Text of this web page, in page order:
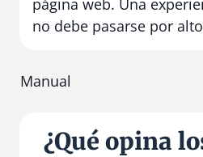
página web. Una
no debe pasarse por
Manual
¿Qué opina